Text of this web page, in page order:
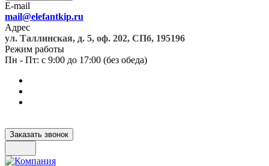
E-mail
mail@elefantkip.ru
Адрес
ул. Таллинская, д. 5, оф. 202, СПб, 195196
Режим работы
Пн - Пт: с 9:00 до 17:00 (без обеда)
Заказать звонок